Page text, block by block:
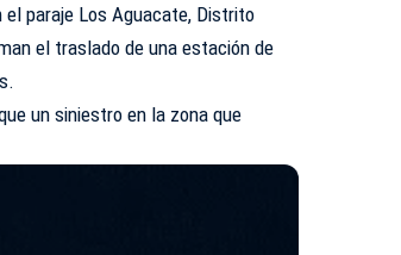
paraje Los Aguacate, Distrito
el traslado de una estación de
un siniestro en la zona que